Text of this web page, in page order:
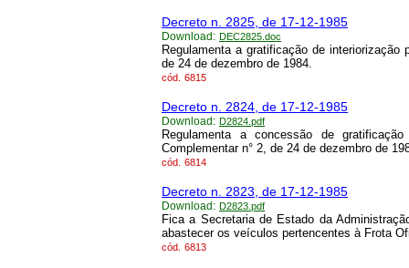
Decreto n. 2825, de 17-12-1985
Download: DEC2825.doc
Regulamenta a gratificação de
de 24 de dezembro de 1984.
cód. 6815
Decreto n. 2824, de 17-12-1985
Download: D2824.pdf
Regulamenta a concessão de
Complementar n° 2, de 24 de dezembro de
cód. 6814
Decreto n. 2823, de 17-12-1985
Download: D2823.pdf
Fica a Secretaria de Estado da
abastecer os veículos pertencentes à Frota
cód. 6813